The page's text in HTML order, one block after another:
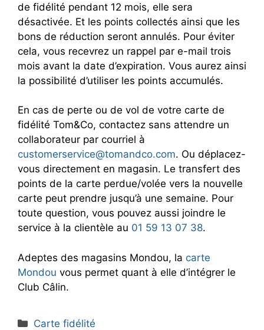
de fidélité pendant 12 mois, elle sera
désactivée. Et les points collectés ainsi que les
bons de réduction seront annulés. Pour éviter
cela, vous recevrez un rappel par e-mail trois
mois avant la date d’expiration. Vous aurez ainsi
la possibilité d’utiliser les points accumulés.
En cas de perte ou de vol de votre carte de
fidélité Tom&Co, contactez sans attendre un
collaborateur par courriel à
customerservice@tomandco.com. Ou déplacez-
vous directement en magasin. Le transfert des
points de la carte perdue/volée vers la nouvelle
carte peut prendre jusqu’à une semaine. Pour
toute question, vous pouvez aussi joindre le
service à la clientèle au 01 59 13 07 38.
Adeptes des magasins Mondou, la carte
Mondou vous permet quant à elle d’intégrer le
Club Câlin.
Catégories
Carte fidélité